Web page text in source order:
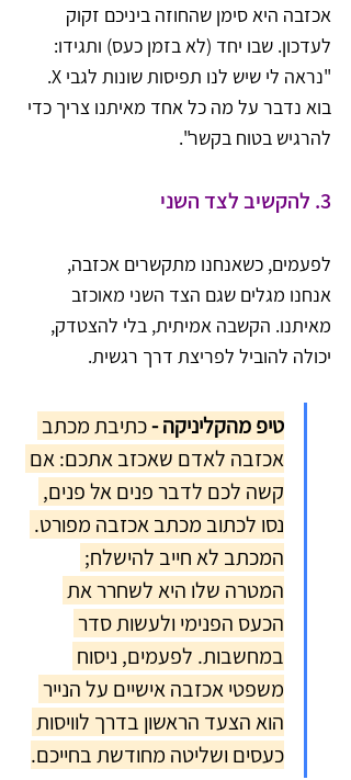
אכזבה היא סימן שהחוזה ביניכם זקוק
לעדכון. שבו יחד (לא בזמן כעס) ותגידו:
"נראה לי שיש לנו תפיסות שונות לגבי X.
בוא נדבר על מה כל אחד מאיתנו צריך כדי
להרגיש בטוח בקשר".
3. להקשיב לצד השני
לפעמים, כשאנחנו מתקשרים אכזבה,
אנחנו מגלים שגם הצד השני מאוכזב
מאיתנו. הקשבה אמיתית, בלי להצטדק,
יכולה להוביל לפריצת דרך רגשית.
טיפ מהקליניקה - כתיבת מכתב
אכזבה לאדם שאכזב אתכם: אם
קשה לכם לדבר פנים אל פנים,
נסו לכתוב מכתב אכזבה מפורט.
המכתב לא חייב להישלח;
המטרה שלו היא לשחרר את
הכעס הפנימי ולעשות סדר
במחשבות. לפעמים, ניסוח
משפטי אכזבה אישיים על הנייר
הוא הצעד הראשון בדרך לוויסות
כעסים ושליטה מחודשת בחייכם.